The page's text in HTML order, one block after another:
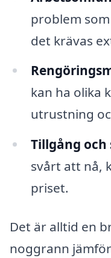
problem
det krävas
kan ha olika
utrustning
Tillgång och
svårt att nå,
priset.
Det är alltid en
noggrann